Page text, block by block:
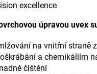
excellence
úpravou uvex
na vnitřní straně
a chemikáliím
čištění